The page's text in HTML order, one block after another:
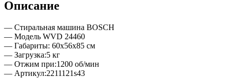
Описание
— Стиральная машина BOSCH
— Модель WVD 24460
— Габариты: 60х56х85 см
— Загрузка:5 кг
— Отжим при:1200 об/мин
— Артикул:2211121s43